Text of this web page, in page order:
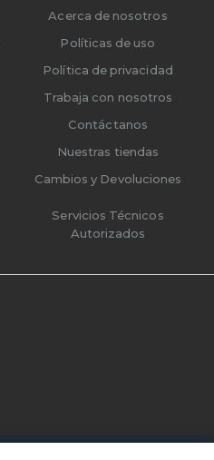
Acerca de nosotros
Políticas de uso
Política de privacidad
Trabaja con nosotros
Contáctanos
Nuestras tiendas
Cambios y Devoluciones
Servicios Técnicos
Autorizados